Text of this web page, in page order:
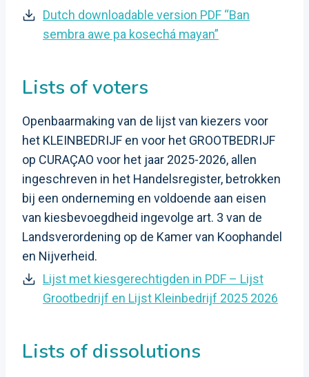
Dutch downloadable version PDF “Ban
sembra awe pa kosechá mayan”
Lists of voters
Openbaarmaking van de lijst van kiezers voor
het KLEINBEDRIJF en voor het GROOTBEDRIJF
op CURAÇAO voor het jaar 2025-2026, allen
ingeschreven in het Handelsregister, betrokken
bij een onderneming en voldoende aan eisen
van kiesbevoegdheid ingevolge art. 3 van de
Landsverordening op de Kamer van Koophandel
en Nijverheid.
Lijst met kiesgerechtigden in PDF – Lijst
Grootbedrijf en Lijst Kleinbedrijf 2025 2026
Lists of dissolutions